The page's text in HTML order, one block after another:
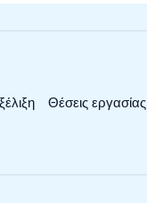
Θέσεις εργασίας